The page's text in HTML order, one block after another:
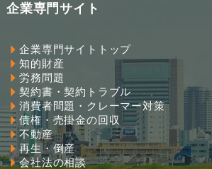
企業専門サイト
企業専門サイトトップ
知的財産
労務問題
契約書・契約トラブル
消費者問題・クレーマー対策
債権・売掛金の回収
不動産
再生・倒産
会社法の相談